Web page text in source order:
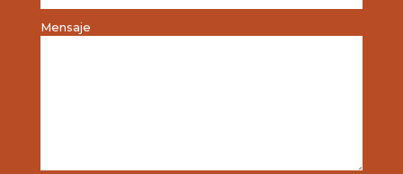
Mensaje